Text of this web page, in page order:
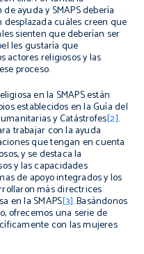
ayuda y SMAPS debería
cuáles creen que
sienten que deberían ser
les gustaría que
actores religiosos y las
proceso.
en la SMAPS están
establecidos en laGuía del
y Catástrofes[2].
trabajar con la ayuda
que tengan en cuenta
y se destaca la
y las capacidades
de apoyo integrados y los
más directrices
en la SMAPS[3]. Basándonos
ofrecemos una serie de
con las mujeres